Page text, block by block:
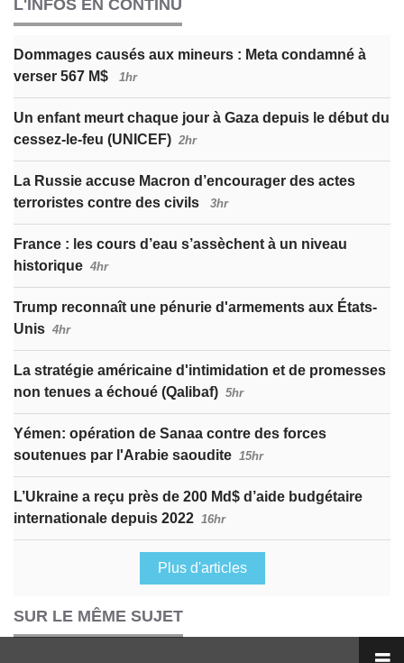
L'INFOS EN CONTINU
Dommages causés aux mineurs : Meta condamné à
verser 567 M$
1hr
Un enfant meurt chaque jour à Gaza depuis le début du
cessez-le-feu (UNICEF) 2hr
La Russie accuse Macron d’encourager des actes
terroristes contre des civils
3hr
France : les cours d’eau s’assèchent à un niveau
historique 4hr
Trump reconnaît une pénurie d'armements aux États-
Unis 4hr
La stratégie américaine d'intimidation et de promesses
non tenues a échoué (Qalibaf) 5hr
Yémen: opération de Sanaa contre des forces
soutenues par l'Arabie saoudite 15hr
L’Ukraine a reçu près de 200 Md$ d’aide budgétaire
internationale depuis 2022 16hr
Plus d'articles
SUR LE MÊME SUJET